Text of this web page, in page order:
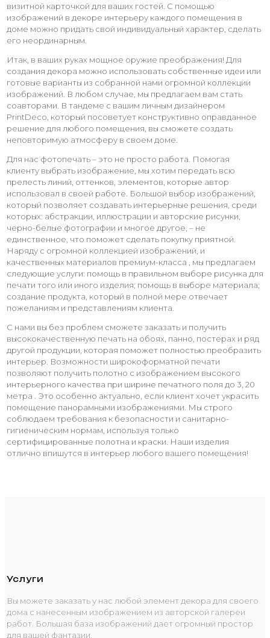
визитной карточкой для ваших гостей. С помощью
изображений в декоре интерьеру каждого помещения в
доме можно придать свой индивидуальный характер, сделать
его неординарным.
Итак, в ваших руках мощное оружие преображения! Для
создания декора можно использовать собственные идеи или
готовые варианты из собранной нами огромной коллекции
изображений. В любом случае, мы предлагаем вам стать
соавторами. В тандеме с вашим личным дизайнером
PrintDeco, который посоветует конструктивно оправданное
решение для любого помещения, вы сможете создать
неповторимую атмосферу в своем доме.
Для нас фотопечать – это не просто работа. Помогая
клиенту выбрать изображение, мы хотим передать всю
прелесть линий, оттенков, элементов, которые автор
использовал в своей работе. Большой выбор изображений,
который позволяет создавать интерьерные решения, среди
которых: абстракции, иллюстрации и авторские рисунки,
черно-белые фотографии и многое другое, – не
единственное, что поможет сделать покупку приятной.
Наряду с огромной коллекцией изображений, и
качественных материалов премиум-класса , мы предлагаем
следующие услуги: помощь в правильном выборе рисунка для
печати того или иного изделия; помощь в выборе материала;
создание продукта, который в полной мере отвечает
пожеланиям и представлениям клиента.
С нами вы без проблем сможете заказать и получить
высококачественную печать на обоях, панно, постерах и ряд
другой продукции, которая поможет полностью преобразить
интерьер. Возможности широкоформатной печати
позволяют получить полотно с изображением высокого
интерьерного качества при ширине печатного поля до 3, 20
метра . Это особенно актуально, если клиент хочет украсить
помещение панорамными изображениями. Мы строго
соблюдаем требования к безопасности и санитарно-
гигиеническим нормам, используя только
сертифицированные полотна и краски. Наши изделия
отлично впишутся в интерьер любого вашего помещения!
Услуги
Вы можете заказать у нас любой элемент декора для своего
дома с нанесенным изображением из авторской галереи
работ. Большая база изображений дает огромный простор
для вашей фантазии.